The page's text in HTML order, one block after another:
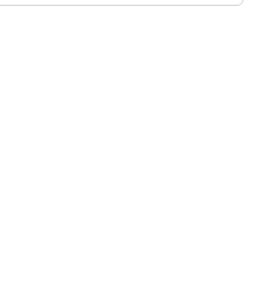
イトルやイベント情報もいち早